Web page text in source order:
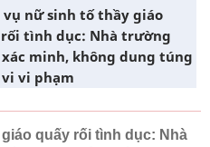
vụ nữ sinh tố thầy giáo
tình dục: Nhà trường
minh, không dung túng
vi phạm
quấy rối tình dục: Nhà